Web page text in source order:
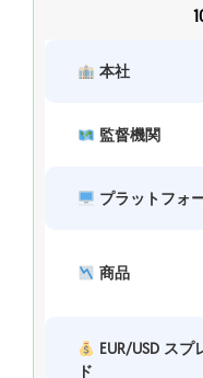
本社
監督機関
プラットフォ
商品
EUR/USD スプ
ド